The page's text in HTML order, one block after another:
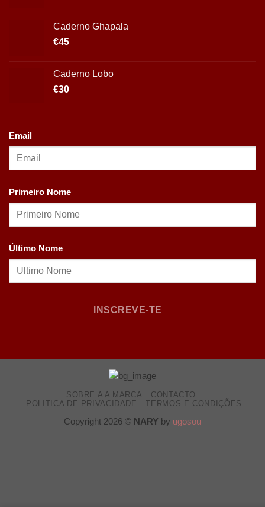
Caderno Ghapala
€45
Caderno Lobo
€30
Email
Primeiro Nome
Último Nome
INSCREVE-TE
SOBRE A A MARCA
CONTACTO
POLITICA DE PRIVACIDADE
TERMOS E CONDIÇÕES
Copyright 2026 © NARY by ugosou